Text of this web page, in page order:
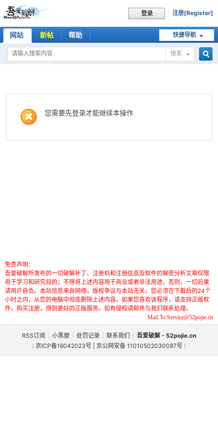
登录 注册[Register]
快捷导航
网站 新帖 帮助
搜索
您需要先登录才能继续本操作
免责声明：
吾爱破解所发布的一切破解补丁、注册机和注册信息及软件的解密分析文章仅限
用于学习和研究目的；不得将上述内容用于商业或者非法用途，否则，一切后果
请用户自负。本站信息来自网络，版权争议与本站无关。您必须在下载后的24个
小时之内，从您的电脑中彻底删除上述内容。如果您喜欢该程序，请支持正版软
件，购买注册，得到更好的正版服务。如有侵权请邮件与我们联系处理。
Mail To:Service@52pojie.cn
RSS订阅 小黑屋 处罚记录 联系我们
吾爱破解 - 52pojie.cn
( 京ICP备16042023号 | 京公网安备 11010502030087号 )